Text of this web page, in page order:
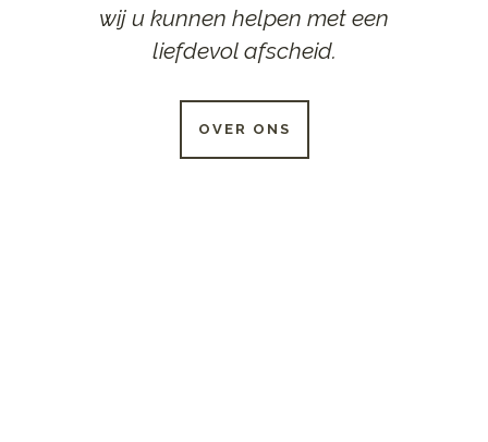
wij u kunnen helpen met een
liefdevol afscheid.
OVER ONS